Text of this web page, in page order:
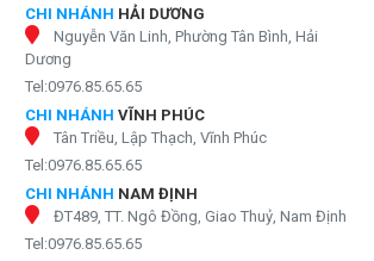
CHI NHÁNH HẢI DƯƠNG
Nguyễn Văn Linh, Phường Tân Bình, Hải
Dương
Tel:0976.85.65.65
CHI NHÁNH VĨNH PHÚC
Tân Triều, Lập Thạch, Vĩnh Phúc
Tel:0976.85.65.65
CHI NHÁNH NAM ĐỊNH
ĐT489, TT. Ngô Đồng, Giao Thuỷ, Nam Định
Tel:0976.85.65.65